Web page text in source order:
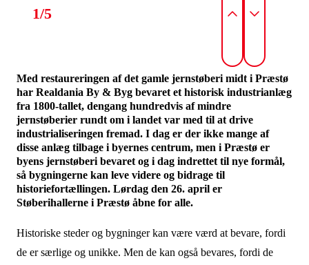
1/5
Med restaureringen af det gamle jernstøberi midt i Præstø
har Realdania By & Byg bevaret et historisk industrianlæg
fra 1800-tallet, dengang hundredvis af mindre
jernstøberier rundt om i landet var med til at drive
industrialiseringen fremad. I dag er der ikke mange af
disse anlæg tilbage i byernes centrum, men i Præstø er
byens jernstøberi bevaret og i dag indrettet til nye formål,
så bygningerne kan leve videre og bidrage til
historiefortællingen. Lørdag den 26. april er
Støberihallerne i Præstø åbne for alle.
Historiske steder og bygninger kan være værd at bevare, fordi
de er særlige og unikke. Men de kan også bevares, fordi de